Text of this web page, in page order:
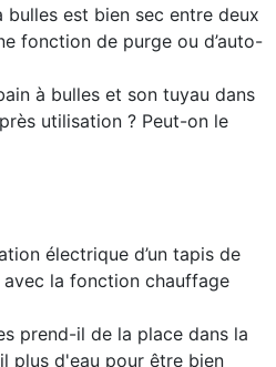
bulles est bien sec entre deux
fonction de purge ou d’auto-
à bulles et son tuyau dans
utilisation ? Peut-on le
électrique d’un tapis de
la fonction chauffage
prend-il de la place dans la
plus d'eau pour être bien